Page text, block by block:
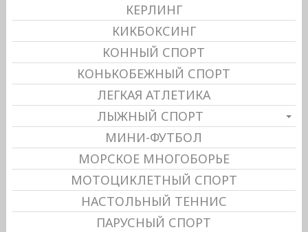
КЕРЛИНГ
КИКБОКСИНГ
КОННЫЙ СПОРТ
КОНЬКОБЕЖНЫЙ СПОРТ
ЛЕГКАЯ АТЛЕТИКА
ЛЫЖНЫЙ СПОРТ
МИНИ-ФУТБОЛ
МОРСКОЕ МНОГОБОРЬЕ
МОТОЦИКЛЕТНЫЙ СПОРТ
НАСТОЛЬНЫЙ ТЕННИС
ПАРУСНЫЙ СПОРТ